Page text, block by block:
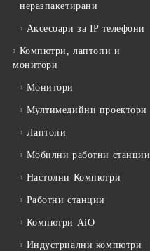
неразпакетирани
Аксесоари за IP телефони
Компютри, лаптопи и
монитори
Монитори
Мултимедийни проектори
Лаптопи
Мобилни работни станции
Настолни Компютри
Работни станции
Компютри AiO
Индустриални компютри